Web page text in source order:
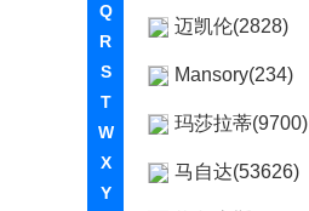
Q
R
S
T
W
X
Y
迈凯伦(2828)
Mansory(234)
玛莎拉蒂(9700)
马自达(53626)